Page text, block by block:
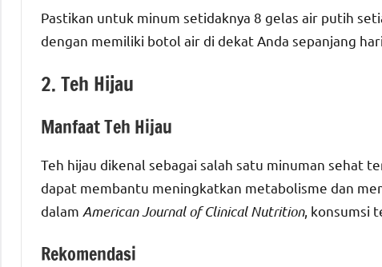
Pastikan untuk minum setidaknya 8 gelas air putih
dengan memiliki botol air di dekat Anda sepanjang hari.
2. Teh Hijau
Manfaat Teh Hijau
Teh hijau dikenal sebagai salah satu minuman sehat
dapat membantu meningkatkan metabolisme dan
dalam American Journal of Clinical Nutrition, konsumsi
Rekomendasi